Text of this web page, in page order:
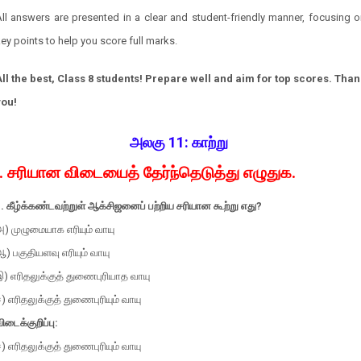
answers are presented in a clear and student-friendly manner, focusing
points to help you score full marks.
the best, Class 8 students! Prepare well and aim for top scores.
அலகு 11: காற்று
சரியான விடையைத் தேர்ந்தெடுத்து எழுதுக.
கீழ்க்கண்டவற்றுள் ஆக்சிஜனைப் பற்றிய சரியான கூற்று எது?
முழுமையாக எரியும் வாயு
பகுதியளவு எரியும் வாயு
எரிதலுக்குத் துணைபுரியாத வாயு
எரிதலுக்குத் துணைபுரியும் வாயு
எரிதலுக்குத் துணைபுரியும் வாயு